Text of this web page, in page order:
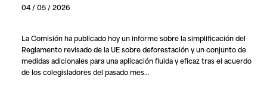
04 / 05 / 2026
La Comisión ha publicado hoy un informe sobre la simplificación del
Reglamento revisado de la UE sobre deforestación y un conjunto de
medidas adicionales para una aplicación fluida y eficaz tras el acuerdo
de los colegisladores del pasado mes…